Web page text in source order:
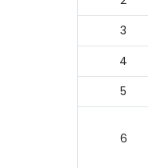
3
4
5
6